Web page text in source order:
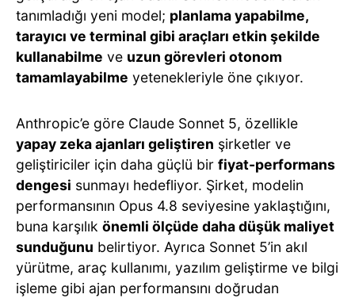
tanımladığı yeni model; planlama yapabilme,
tarayıcı ve terminal gibi araçları etkin şekilde
kullanabilme ve uzun görevleri otonom
tamamlayabilme yetenekleriyle öne çıkıyor.
Anthropic’e göre Claude Sonnet 5, özellikle
yapay zeka ajanları geliştiren şirketler ve
geliştiriciler için daha güçlü bir fiyat-performans
dengesi sunmayı hedefliyor. Şirket, modelin
performansının Opus 4.8 seviyesine yaklaştığını,
buna karşılık önemli ölçüde daha düşük maliyet
sunduğunu belirtiyor. Ayrıca Sonnet 5’in akıl
yürütme, araç kullanımı, yazılım geliştirme ve bilgi
işleme gibi ajan performansını doğrudan